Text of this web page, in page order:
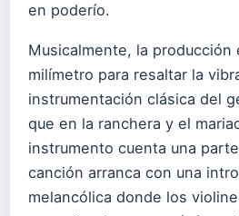
en poderío.
Musicalmente, la producción
milímetro para resaltar la
instrumentación clásica del
que en la ranchera y el
instrumento cuenta una
canción arranca con una
melancólica donde los